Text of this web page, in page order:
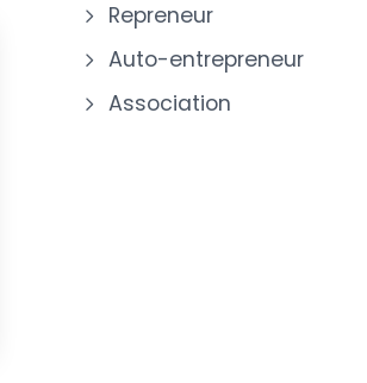
Repreneur
Auto-entrepreneur
Association